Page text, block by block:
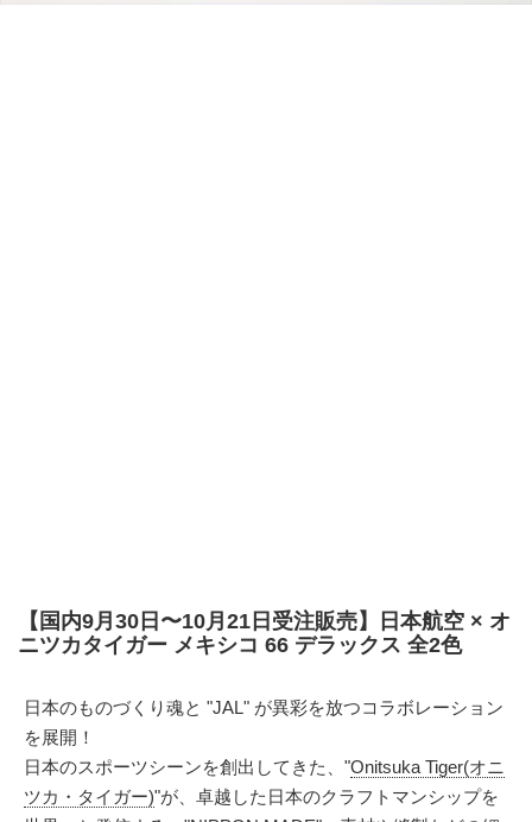
【国内9月30日〜10月21日受注販売】日本航空 × オ
ニツカタイガー メキシコ 66 デラックス 全2色
日本のものづくり魂と "JAL" が異彩を放つコラボレーション
を展開！
日本のスポーツシーンを創出してきた、"Onitsuka Tiger(オニ
ツカ・タイガー)"が、卓越した日本のクラフトマンシップを